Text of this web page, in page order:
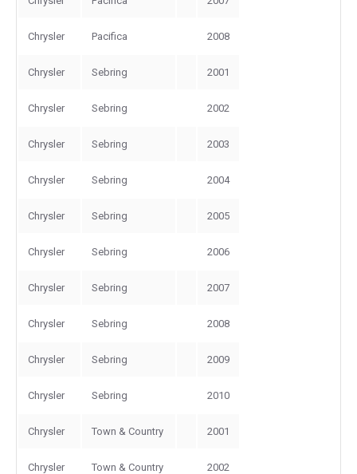
Chrysler Pacifica 2008
Chrysler Sebring 2001
Chrysler Sebring 2002
Chrysler Sebring 2003
Chrysler Sebring 2004
Chrysler Sebring 2005
Chrysler Sebring 2006
Chrysler Sebring 2007
Chrysler Sebring 2008
Chrysler Sebring 2009
Chrysler Sebring 2010
Chrysler Town & Country 2001
Chrysler Town & Country 2002